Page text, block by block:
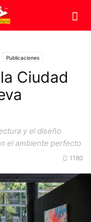
Publicaciones
Ciudad
y el diseño
el ambiente perfecto
1180